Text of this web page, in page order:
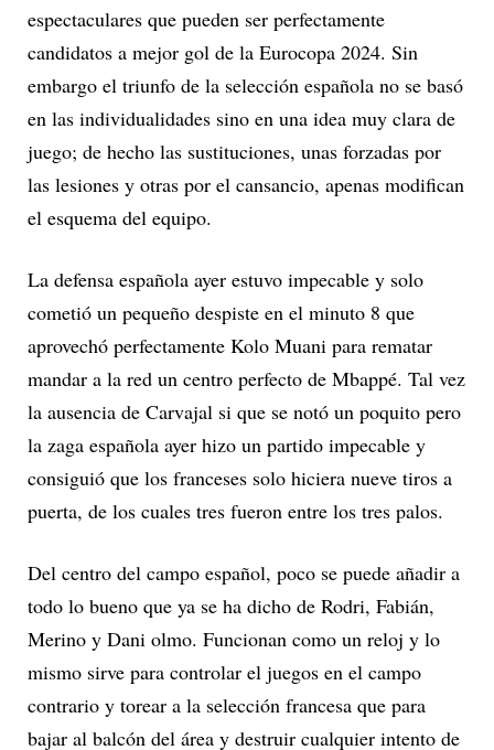
espectaculares que pueden ser perfectamente
candidatos a mejor gol de la Eurocopa 2024. Sin
embargo el triunfo de la selección española no se basó
en las individualidades sino en una idea muy clara de
juego; de hecho las sustituciones, unas forzadas por
las lesiones y otras por el cansancio, apenas modifican
el esquema del equipo.
La defensa española ayer estuvo impecable y solo
cometió un pequeño despiste en el minuto 8 que
aprovechó perfectamente Kolo Muani para rematar
mandar a la red un centro perfecto de Mbappé. Tal vez
la ausencia de Carvajal si que se notó un poquito pero
la zaga española ayer hizo un partido impecable y
consiguió que los franceses solo hiciera nueve tiros a
puerta, de los cuales tres fueron entre los tres palos.
Del centro del campo español, poco se puede añadir a
todo lo bueno que ya se ha dicho de Rodri, Fabián,
Merino y Dani olmo. Funcionan como un reloj y lo
mismo sirve para controlar el juegos en el campo
contrario y torear a la selección francesa que para
bajar al balcón del área y destruir cualquier intento de